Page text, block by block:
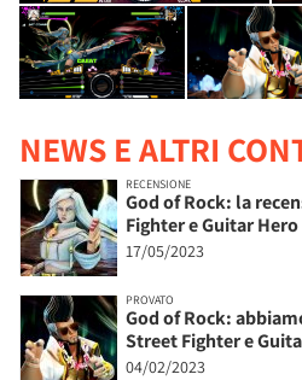
NEWS E ALTRI
RECENSIONE
God of Rock: la
Fighter e Guitar Hero
17/05/2023
PROVATO
God of Rock:
Street Fighter e
04/02/2023